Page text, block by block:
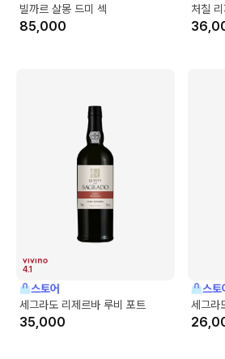
빌까르 살몽 드미 섹
85,000
처칠
4.1
스토어
세그라도 리제르바 루비 포트
35,000
스토
세그라